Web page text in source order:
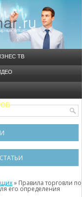
ТВ
брокеров
» Правила торговли по
его определения